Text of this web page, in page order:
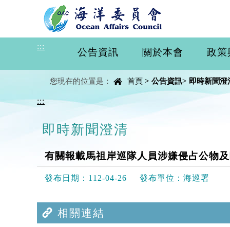
進入內容區塊
:::
公告資訊 關於本會 政策
您現在的位置是： 首頁 > 公告資訊> 即時新聞澄
:::
即時新聞澄清
中央內容區塊
有關報載馬祖岸巡隊人員涉嫌侵占公物
發布日期： 112-04-26 發布單位： 海巡署
相關連結